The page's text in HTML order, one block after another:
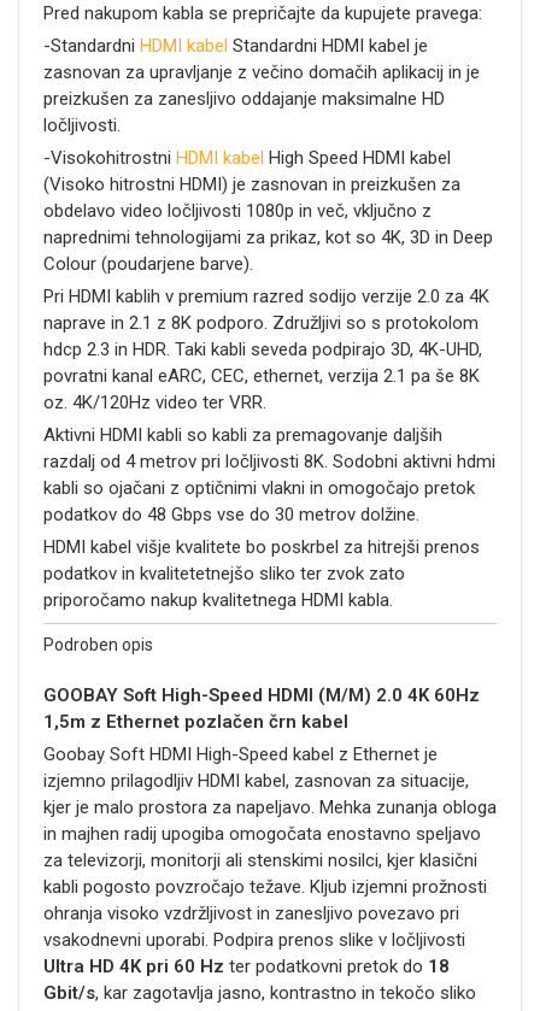
Pred nakupom kabla se prepričajte da kupujete pravega:
-Standardni HDMI kabel Standardni HDMI kabel je
zasnovan za upravljanje z večino domačih aplikacij in je
preizkušen za zanesljivo oddajanje maksimalne HD
ločljivosti.
-Visokohitrostni HDMI kabel High Speed HDMI kabel
(Visoko hitrostni HDMI) je zasnovan in preizkušen za
obdelavo video ločljivosti 1080p in več, vključno z
naprednimi tehnologijami za prikaz, kot so 4K, 3D in Deep
Colour (poudarjene barve).
Pri HDMI kablih v premium razred sodijo verzije 2.0 za 4K
naprave in 2.1 z 8K podporo. Združljivi so s protokolom
hdcp 2.3 in HDR. Taki kabli seveda podpirajo 3D, 4K-UHD,
povratni kanal eARC, CEC, ethernet, verzija 2.1 pa še 8K
oz. 4K/120Hz video ter VRR.
Aktivni HDMI kabli so kabli za premagovanje daljših
razdalj od 4 metrov pri ločljivosti 8K. Sodobni aktivni hdmi
kabli so ojačani z optičnimi vlakni in omogočajo pretok
podatkov do 48 Gbps vse do 30 metrov dolžine.
HDMI kabel višje kvalitete bo poskrbel za hitrejši prenos
podatkov in kvalitetetnejšo sliko ter zvok zato
priporočamo nakup kvalitetnega HDMI kabla.
Podroben opis
GOOBAY Soft High-Speed HDMI (M/M) 2.0 4K 60Hz
1,5m z Ethernet pozlačen črn kabel
Goobay Soft HDMI High-Speed kabel z Ethernet je
izjemno prilagodljiv HDMI kabel, zasnovan za situacije,
kjer je malo prostora za napeljavo. Mehka zunanja obloga
in majhen radij upogiba omogočata enostavno speljavo
za televizorji, monitorji ali stenskimi nosilci, kjer klasični
kabli pogosto povzročajo težave. Kljub izjemni prožnosti
ohranja visoko vzdržljivost in zanesljivo povezavo pri
vsakodnevni uporabi. Podpira prenos slike v ločljivosti
Ultra HD 4K pri 60 Hz ter podatkovni pretok do 18
Gbit/s, kar zagotavlja jasno, kontrastno in tekočo sliko